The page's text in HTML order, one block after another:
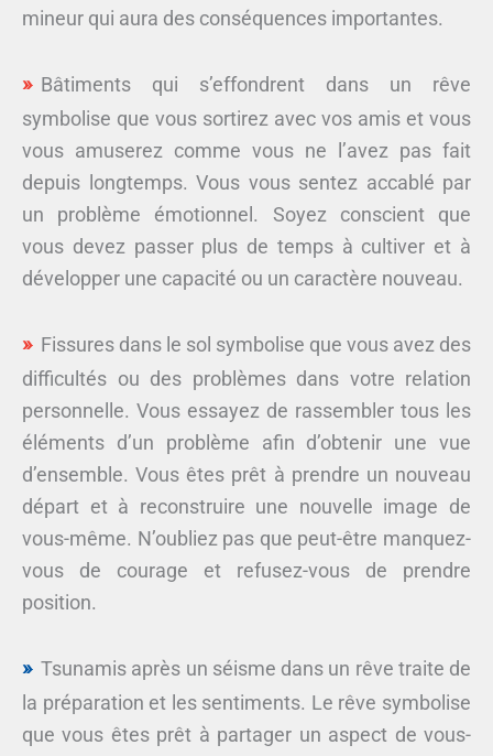
mineur qui aura des conséquences importantes.
Bâtiments qui s’effondrent dans un rêve
symbolise que vous sortirez avec vos amis et vous
vous amuserez comme vous ne l’avez pas fait
depuis longtemps. Vous vous sentez accablé par
un problème émotionnel. Soyez conscient que
vous devez passer plus de temps à cultiver et à
développer une capacité ou un caractère nouveau.
Fissures dans le sol symbolise que vous avez des
difficultés ou des problèmes dans votre relation
personnelle. Vous essayez de rassembler tous les
éléments d’un problème afin d’obtenir une vue
d’ensemble. Vous êtes prêt à prendre un nouveau
départ et à reconstruire une nouvelle image de
vous-même. N’oubliez pas que peut-être manquez-
vous de courage et refusez-vous de prendre
position.
Tsunamis après un séisme dans un rêve traite de
la préparation et les sentiments. Le rêve symbolise
que vous êtes prêt à partager un aspect de vous-